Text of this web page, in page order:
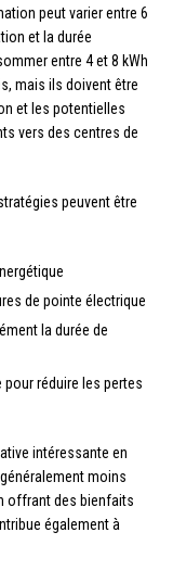
peut varier entre 6
et la durée
entre 4 et 8 kWh
mais ils doivent être
et les potentielles
vers des centres de
peuvent être
de pointe électrique
la durée de
réduire les pertes
intéressante en
moins
offrant des bienfaits
également à